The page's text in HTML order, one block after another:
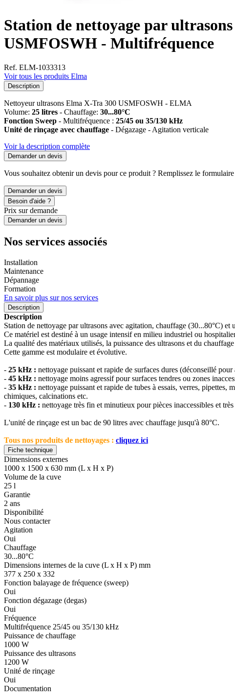
Station de nettoyage par
USMFOSWH - Multifréquence
Ref. ELM-1033313
Voir tous les produits Elma
Description
Nettoyeur ultrasons Elma X-Tra 300 USMFOSWH - ELMA
Volume: 25 litres - Chauffage: 30...80°C
Fonction Sweep - Multifréquence : 25/45 ou 35/130 kHz
Unité de rinçage avec chauffage - Dégazage - Agitation verticale
Voir la description complète
Demander un devis
Vous souhaitez obtenir un devis pour ce produit ? Remplissez le
Demander un devis
Besoin d'aide ?
Prix sur demande
Demander un devis
Nos services associés
Installation
Maintenance
Dépannage
Formation
En savoir plus sur nos services
Description
Description
Station de nettoyage par ultrasons avec agitation, chauffage (30...80°C) et
Ce matériel est destiné à un usage intensif en milieu industriel ou
La qualité des matériaux utilisés, la puissance des ultrasons et du
Cette gamme est modulaire et évolutive.
- 25 kHz : nettoyage puissant et rapide de surfaces dures (déconseillé
- 45 kHz : nettoyage moins agressif pour surfaces tendres ou zones
- 35 kHz : nettoyage puissant et rapide de tubes à essais, verres,
chimiques, calcinations etc.
- 130 kHz : nettoyage très fin et minutieux pour pièces inaccessibles et
L'unité de rinçage est un bac de 90 litres avec chauffage jusqu'à 80°C.
Tous nos produits de nettoyages : cliquez ici
Fiche technique
Dimensions externes
1000 x 1500 x 630 mm (L x H x P)
Volume de la cuve
25 l
Garantie
2 ans
Disponibilité
Nous contacter
Agitation
Oui
Chauffage
30...80°C
Dimensions internes de la cuve (L x H x P) mm
377 x 250 x 332
Fonction balayage de fréquence (sweep)
Oui
Fonction dégazage (degas)
Oui
Fréquence
Multifréquence 25/45 ou 35/130 kHz
Puissance de chauffage
1000 W
Puissance des ultrasons
1200 W
Unité de rinçage
Oui
Documentation